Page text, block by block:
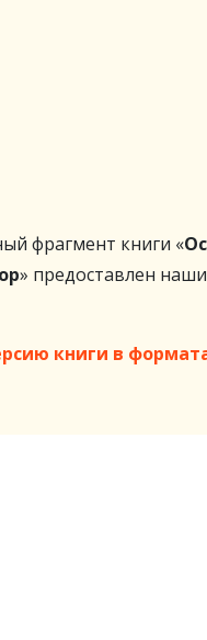
фрагмент книги «
» предоставлен
книги в